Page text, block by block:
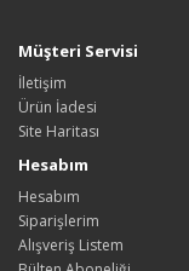
Müşteri Servisi
İletişim
Ürün İadesi
Site Haritası
Hesabım
Hesabım
Siparişlerim
Alışveriş Listem